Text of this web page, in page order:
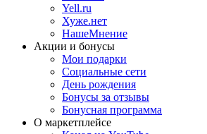
Yell.ru
Хуже.нет
НашеМнение
Акции и бонусы
Мои подарки
Социальные сети
День рождения
Бонусы за отзывы
Бонусная программа
О маркетплейсе